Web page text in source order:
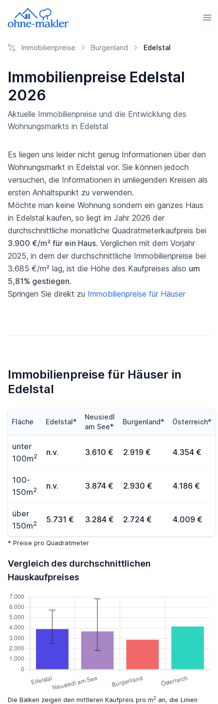
Immobilienpreise Burgenland Edelstal
Immobilienpreise Edelstal
2026
Aktuelle Immobilienpreise und die Entwicklung des
Wohnungsmarkts in Edelstal
Es liegen uns leider nicht genug Informationen über den
Wohnungsmarkt in Edelstal vor. Sie können jedoch
versuchen, die Informationen in umliegenden Kreisen als
ersten Anhaltspunkt zu verwenden.
Möchte man keine Wohnung sondern ein ganzes Haus
in Edelstal kaufen, so liegt im Jahr 2026 der
durchschnittliche monatliche Quadratmeterkaufpreis bei
3.900 €/m² für ein Haus. Verglichen mit dem Vorjahr
2025, in dem der durchschnittliche Immobilienpreise bei
3.685 €/m² lag, ist die Höhe des Kaufpreises also um
5,81% gestiegen.
Springen Sie direkt zu Immobilienpreise für Häuser
Immobilienpreise für Häuser in
Edelstal
Fläche Edelstal*
Neusiedl
am See*
Burgenland* Österreich*
unter
100m2 n.v. 3.610 € 2.919 € 4.354 €
100-
150m2 n.v. 3.874 € 2.930 € 4.186 €
über
150m2 5.731 € 3.284 € 2.724 € 4.009 €
* Preise pro Quadratmeter
Vergleich des durchschnittlichen
Hauskaufpreises
Die Balken zeigen den mittleren Kaufpreis pro m2 an, die Linien